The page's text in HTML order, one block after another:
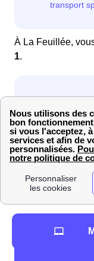
À La Feuillée,
1.
Avec ces
grille
Grille